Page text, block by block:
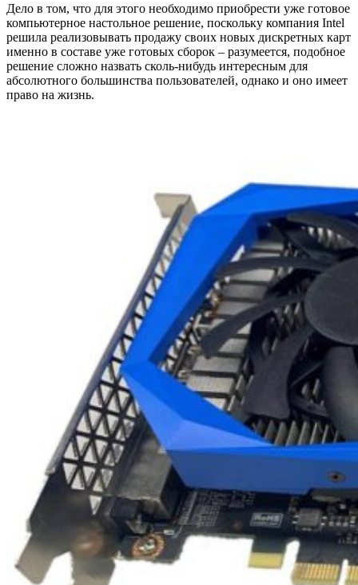
Дело в том, что для этого необходимо приобрести уже готовое
компьютерное настольное решение, поскольку компания Intel
решила реализовывать продажу своих новых дискретных карт
именно в составе уже готовых сборок – разумеется, подобное
решение сложно назвать сколь-нибудь интересным для
абсолютного большинства пользователей, однако и оно имеет
право на жизнь.